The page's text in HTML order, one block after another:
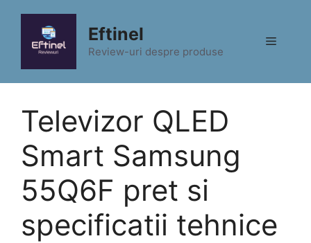
conținut
Eftinel
Review-uri despre produse
Meniu
Televizor QLED
Smart Samsung
55Q6F pret si
specificatii tehnice